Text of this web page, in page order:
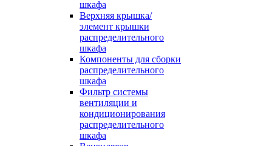
шкафа
Верхняя крышка/
элемент крышки
распределительного
шкафа
Компоненты для сборки
распределительного
шкафа
Фильтр системы
вентиляции и
кондиционирования
распределительного
шкафа